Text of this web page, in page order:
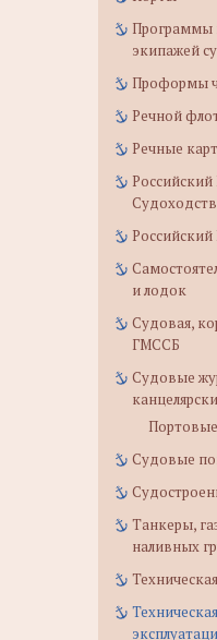
Программы
экипажей
Проформы
Речной
Речные
Российский
и лодок
Судовая,
ГМССБ
Судовые
Судовые
Танкеры,
наливных